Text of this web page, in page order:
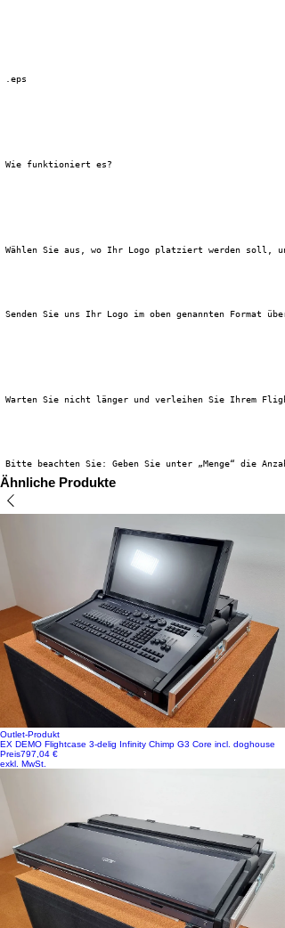
.eps
Wie funktioniert es?
Wählen Sie aus, wo Ihr Logo platziert werden soll,
Senden Sie uns Ihr Logo im oben genannten Format
Warten Sie nicht länger und verleihen Sie Ihrem
Bitte beachten Sie: Geben Sie unter „Menge“ die
Ähnliche Produkte
Outlet-Produkt
EX DEMO Flightcase 3-delig Infinity Chimp G3 Core incl. doghouse
Preis797,04 €
exkl. MwSt.